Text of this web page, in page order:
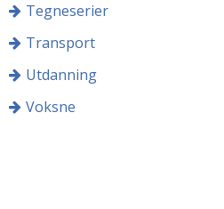
Tegneserier
Transport
Utdanning
Voksne